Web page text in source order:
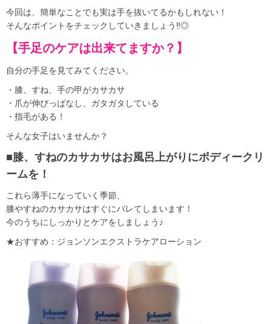
今回は、簡単なことでも実は手を抜いてるかもしれない！
そんなポイントをチェックしていきましょう‼◎
【手足のケアは出来てますか？】
自分の手足を見てみてください。
・膝、すね、手の甲がカサカサ
・爪が伸びっぱなし、ガタガタしている
・指毛がある！
そんな女子はいませんか？
■膝、すねのカサカサはお風呂上がりにボディークリ
ームを！
これら薄手になっていく季節、
膝やすねのカサカサはすぐにバレてしまいます！
今のうちにしっかりとケアをしましょう♪
★おすすめ：ジョンソンエクストラケアローション